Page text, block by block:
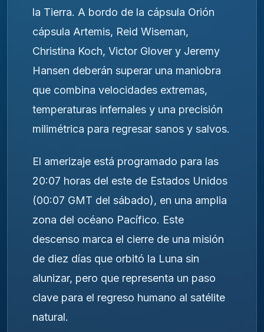
la Tierra. A bordo de la cápsula Orión
cápsula Artemis, Reid Wiseman,
Christina Koch, Victor Glover y Jeremy
Hansen deberán superar una maniobra
que combina velocidades extremas,
temperaturas infernales y una precisión
milimétrica para regresar sanos y salvos.
El amerizaje está programado para las
20:07 horas del este de Estados Unidos
(00:07 GMT del sábado), en una amplia
zona del océano Pacífico. Este
descenso marca el cierre de una misión
de diez días que orbitó la Luna sin
alunizar, pero que representa un paso
clave para el regreso humano al satélite
natural.